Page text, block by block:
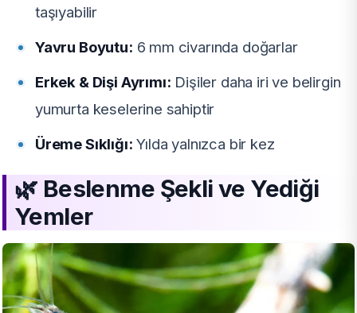
taşıyabilir
Yavru Boyutu: 6 mm civarında doğarlar
Erkek & Dişi Ayrımı: Dişiler daha iri ve belirgin
yumurta keselerine sahiptir
Üreme Sıklığı: Yılda yalnızca bir kez
🌿 Beslenme Şekli ve Yediği
Yemler